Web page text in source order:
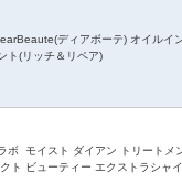
ト(リッチ＆リペア)
ボ
ト ビューティー エクストラシャイ